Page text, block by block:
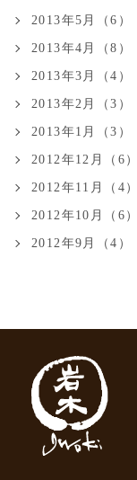
2013年5月（6）
2013年4月（8）
2013年3月（4）
2013年2月（3）
2013年1月（3）
2012年12月（6）
2012年11月（4）
2012年10月（6）
2012年9月（4）